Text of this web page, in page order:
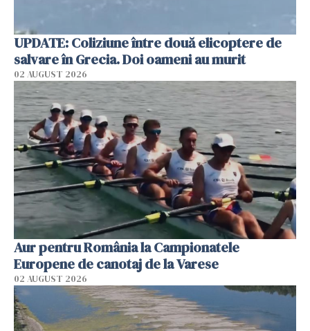
UPDATE: Coliziune între două elicoptere de
salvare în Grecia. Doi oameni au murit
02 AUGUST 2026
Aur pentru România la Campionatele
Europene de canotaj de la Varese
02 AUGUST 2026